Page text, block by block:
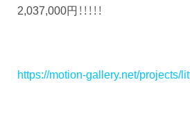
2,037,000円！！！！！
https://motion-gallery.net/projects/